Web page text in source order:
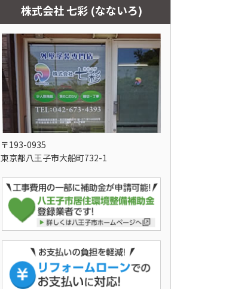
株式会社 七彩 (なないろ)
〒193-0935
東京都八王子市大船町732-1